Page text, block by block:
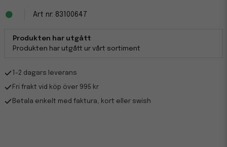
83100647
Produkten har utgått
Produkten har utgått ur vårt sortiment
1-2 dagars leverans
Fri frakt vid köp över 995 kr
Betala enkelt med faktura, kort eller swish